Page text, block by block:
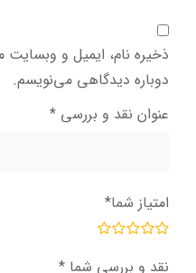
ذخیره نام، ایمیل و وبسایت
دوباره دیدگاهی می‌نویسم.
عنوان نقد و بررسی *
امتیاز شما*
نقد و بررسی شما *